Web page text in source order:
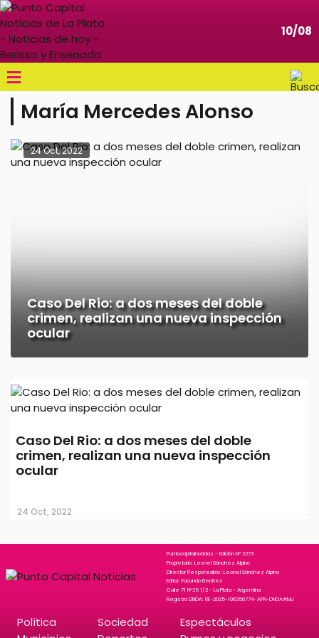
10/08
≡
María Mercedes Alonso
24 Oct, 2022
Caso Del Rio: a dos meses del doble
crimen, realizan una nueva inspección
ocular
Caso Del Rio: a dos meses del doble
crimen, realizan una nueva inspección
ocular
24 Oct, 2022
Puntocapitalnoticias - Edición N° 2273
Propietario: Leonel Sánchez Alpino
Director Responsable: Leonel Sánchez Alpino
Editor: Facundo Benitez
Calle 71 N°25 1/2 - La Plata - Argentina
Registro DNDA: RE-2025-106356774-APN-DNDA#MJ
Política
Sociedad
Espectáculos